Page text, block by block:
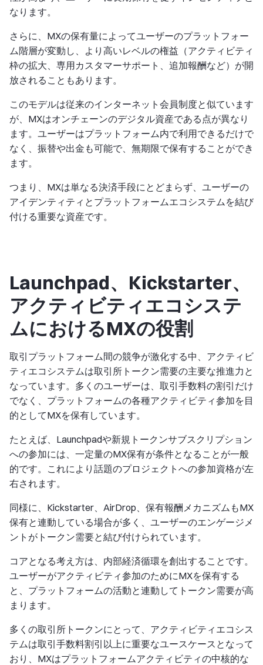
なります。
さらに、MXの保有量によってユーザーのプラットフォー
ム階層が変動し、より高いレベルの権益（アクティビティ
枠の拡大、専用カスタマーサポート、追加報酬など）が開
放されることもあります。
このモデルは従来のインターネット会員制度と似ています
が、MXはオンチェーンのデジタル資産である点が異なり
ます。ユーザーはプラットフォーム内で利用できるだけで
なく、振替や出金も可能で、無期限で保有することができ
ます。
つまり、MXは単なる決済手段にとどまらず、ユーザーの
アイデンティティとプラットフォームエコシステムを結び
付ける重要な資産です。
Launchpad、Kickstarter、
アクティビティエコシステ
ムにおけるMXの役割
取引プラットフォーム間の競争が激化する中、アクティビ
ティエコシステムは取引所トークン需要の主要な推進力と
なっています。多くのユーザーは、取引手数料の割引だけ
でなく、プラットフォームの各種アクティビティ参加を目
的としてMXを保有しています。
たとえば、Launchpadや新規トークンサブスクリプション
への参加には、一定量のMX保有が条件となることが一般
的です。これにより話題のプロジェクトへの参加資格が左
右されます。
同様に、Kickstarter、AirDrop、保有報酬メカニズムもMX
保有と連動している場合が多く、ユーザーのエンゲージメ
ントがトークン需要と結び付けられています。
コアとなる考え方は、内部経済循環を創出することです。
ユーザーがアクティビティ参加のためにMXを保有する
と、プラットフォームの活動と連動してトークン需要が高
まります。
多くの取引所トークンにとって、アクティビティエコシス
テムは取引手数料割引以上に重要なユースケースとなって
おり、MXはプラットフォームアクティビティの中核的な